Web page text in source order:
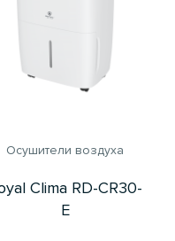
Осушители воздуха
Clima RD-CR30-
E